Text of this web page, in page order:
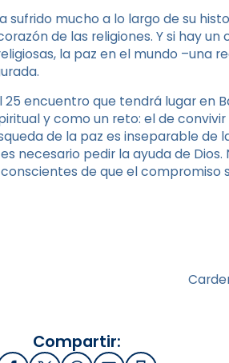
sufrido mucho a lo largo de su
de las religiones. Y si hay un
la paz en el mundo –una
encuentro que tendrá lugar en
y como un reto: el de
de la paz es inseparable de
necesario pedir la ayuda de Dios.
de que el compromiso
Compartir: